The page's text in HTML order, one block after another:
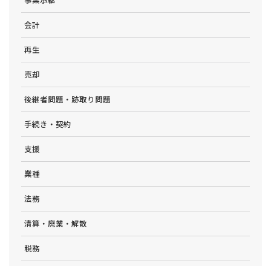
会計
再生
売却
後継者問題・跡取り問題
手続き・契約
支援
業種
法務
清算・廃業・解散
税務